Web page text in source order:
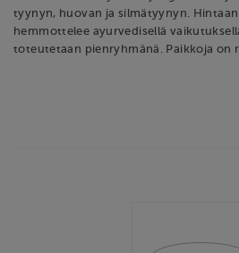
tyynyn, huovan ja silmätyynyn.
hemmottelee ayurvedisellä
toteutetaan pienryhmänä. Paikkoja on